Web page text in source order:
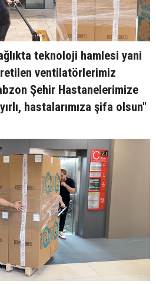
teknoloji hamlesi yani
ventilatörlerimiz
Şehir Hastanelerimize
hastalarımıza şifa olsun"